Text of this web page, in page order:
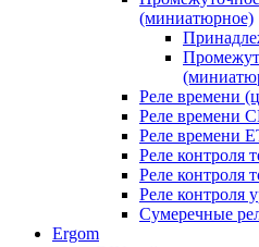
(миниатюрное)
Реле времени
Реле времени
Реле времени
Реле контроля
Реле контроля
Реле контроля
Сумеречные
Ergom